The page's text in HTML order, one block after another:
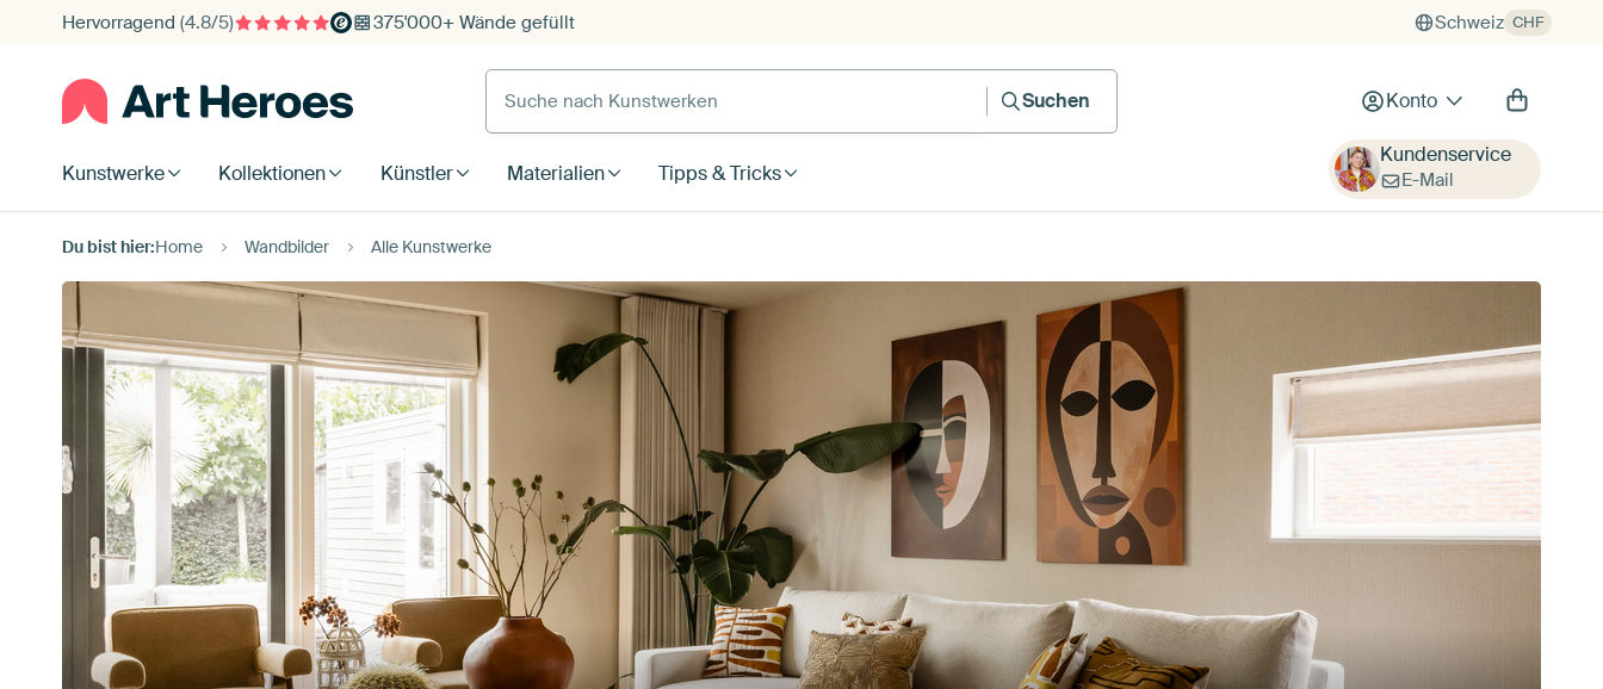
Hervorragend (4.8/5) 375'000+ Wände gefüllt Schweiz CHF
Suche nach Kunstwerken
Suchen
Konto
Kunstwerke Kollektionen Künstler Materialien Tipps & Tricks
Kundenservice
E-Mail
Du bist hier:Home Wandbilder Alle Kunstwerke